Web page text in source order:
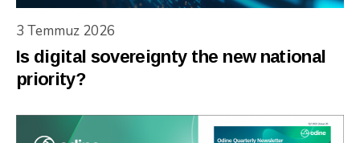
3 Temmuz 2026
Is digital sovereignty the new national
priority?